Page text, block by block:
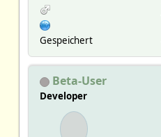
Gespeichert
Beta-User
Developer